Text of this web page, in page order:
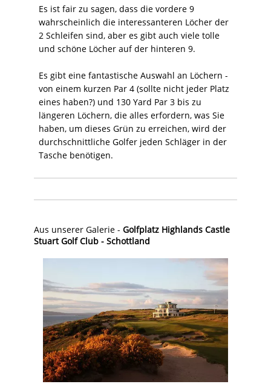
Es ist fair zu sagen, dass die vordere 9
wahrscheinlich die interessanteren Löcher der
2 Schleifen sind, aber es gibt auch viele tolle
und schöne Löcher auf der hinteren 9.
Es gibt eine fantastische Auswahl an Löchern -
von einem kurzen Par 4 (sollte nicht jeder Platz
eines haben?) und 130 Yard Par 3 bis zu
längeren Löchern, die alles erfordern, was Sie
haben, um dieses Grün zu erreichen, wird der
durchschnittliche Golfer jeden Schläger in der
Tasche benötigen.
Aus unserer Galerie - Golfplatz Highlands Castle
Stuart Golf Club - Schottland